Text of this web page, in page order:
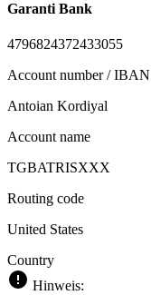
Garanti Bank
4796824372433055
Account number / IBAN
Antoian Kordiyal
Account name
TGBATRISXXX
Routing code
United States
Country
Hinweis: